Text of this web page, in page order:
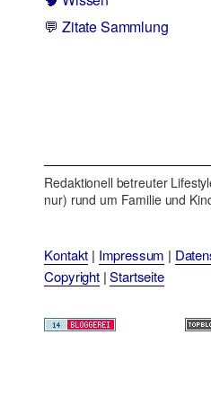
💬 Zitate Sammlung
Redaktionell betreuter
nur) rund um Familie und
Kontakt | Impressum |
Copyright|Startseite